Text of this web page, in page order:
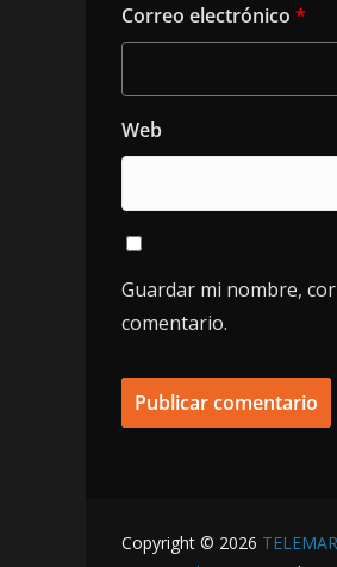
Correo electrónico *
Web
Guardar mi nombre,
comentario.
Copyright © 2026